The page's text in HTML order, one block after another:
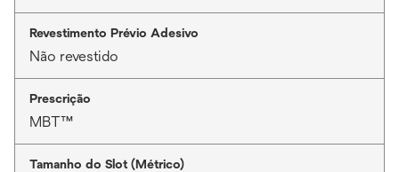
Revestimento Prévio Adesivo
Não revestido
Prescrição
MBT™
Tamanho do Slot (Métrico)